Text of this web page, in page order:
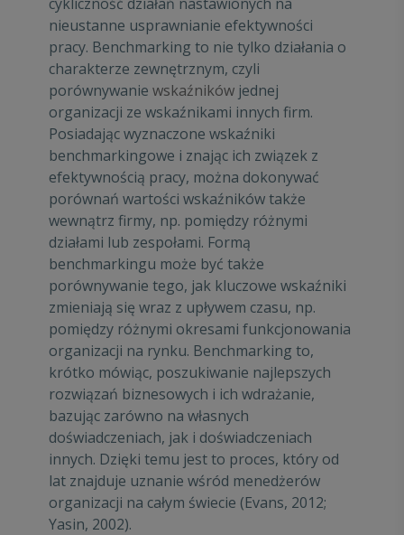
nieustanne usprawnianie efektywności
pracy. Benchmarking to nie tylko działania o
charakterze zewnętrznym, czyli
porównywaniewskaźników jednej
organizacji ze wskaźnikami innych firm.
Posiadając wyznaczone wskaźniki
benchmarkingowe i znając ich związek z
efektywnością pracy, można dokonywać
porównań wartości wskaźników także
wewnątrz firmy, np. pomiędzy różnymi
działami lub zespołami. Formą
benchmarkingu może być także
porównywanie tego, jak kluczowe wskaźniki
zmieniają się wraz z upływem czasu, np.
pomiędzy różnymi okresami funkcjonowania
organizacji na rynku. Benchmarking to,
krótko mówiąc, poszukiwanie najlepszych
rozwiązań biznesowych i ich wdrażanie,
bazując zarówno na własnych
doświadczeniach, jak i doświadczeniach
innych. Dzięki temu jest to proces, który od
lat znajduje uznanie wśród menedżerów
organizacji na całym świecie (Evans, 2012;
Yasin, 2002).